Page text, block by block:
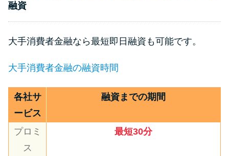
融資
大手消費者金融なら最短即日融資も可能です。
大手消費者金融の融資時間
各社サ
ービス
融資までの期間
プロミ
ス
最短30分